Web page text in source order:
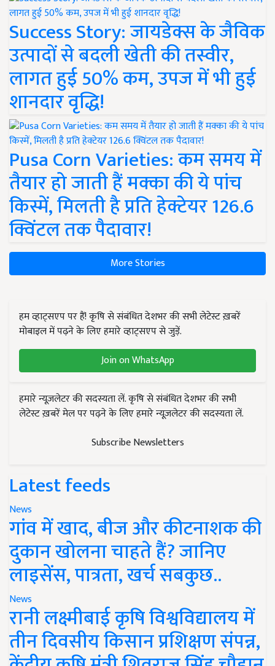
Success Story: जायडेक्स के जैविक
उत्पादों से बदली खेती की तस्वीर,
लागत हुई 50% कम, उपज में भी हुई
शानदार वृद्धि!
Pusa Corn Varieties: कम समय में
तैयार हो जाती हैं मक्का की ये पांच
किस्में, मिलती है प्रति हेक्टेयर 126.6
क्विंटल तक पैदावार!
More Stories
हम व्हाट्सएप पर हैं! कृषि से संबंधित देशभर की सभी लेटेस्ट ख़बरें
मोबाइल में पढ़ने के लिए हमारे व्हाट्सएप से जुड़ें.
Join on WhatsApp
हमारे न्यूज़लेटर की सदस्यता लें. कृषि से संबंधित देशभर की सभी
लेटेस्ट ख़बरें मेल पर पढ़ने के लिए हमारे न्यूज़लेटर की सदस्यता लें.
Subscribe Newsletters
Latest feeds
News
गांव में खाद, बीज और कीटनाशक की
दुकान खोलना चाहते हैं? जानिए
लाइसेंस, पात्रता, खर्च सबकुछ..
News
रानी लक्ष्मीबाई कृषि विश्वविद्यालय में
तीन दिवसीय किसान प्रशिक्षण संपन्न,